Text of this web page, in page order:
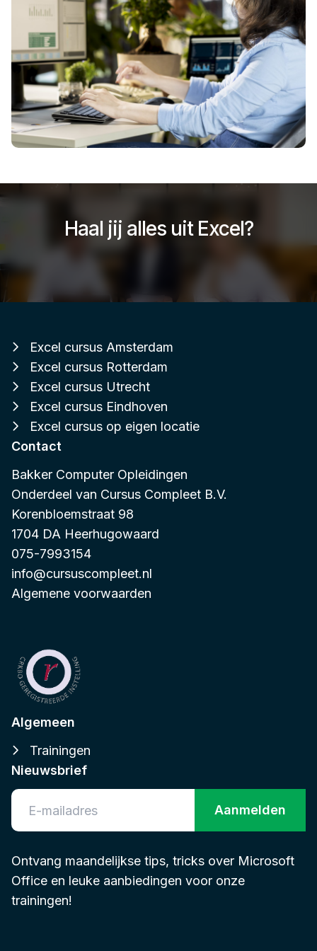
Haal jij alles uit Excel?
Excel cursus Amsterdam
Excel cursus Rotterdam
Excel cursus Utrecht
Excel cursus Eindhoven
Excel cursus op eigen locatie
Contact
Bakker Computer Opleidingen
Onderdeel van Cursus Compleet B.V.
Korenbloemstraat 98
1704 DA Heerhugowaard
075-7993154
info@cursuscompleet.nl
Algemene voorwaarden
Algemeen
Trainingen
Nieuwsbrief
Aanmelden
Ontvang maandelijkse tips, tricks over Microsoft
Office en leuke aanbiedingen voor onze
trainingen!